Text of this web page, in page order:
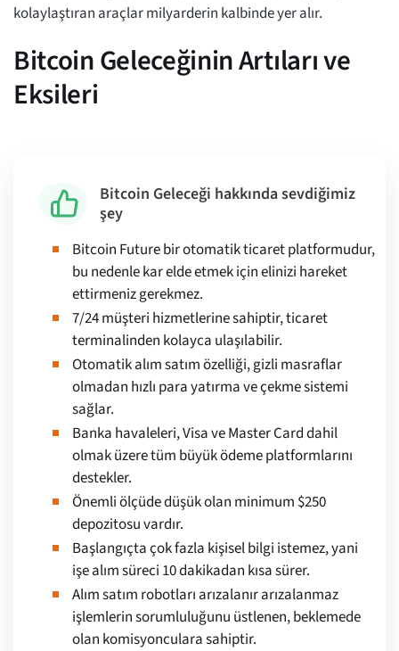
kolaylaştıran araçlar milyarderin kalbinde yer alır.
Bitcoin Geleceğinin Artıları ve
Eksileri
Bitcoin Geleceği hakkında sevdiğimiz
şey
Bitcoin Future bir otomatik ticaret platformudur,
bu nedenle kar elde etmek için elinizi hareket
ettirmeniz gerekmez.
7/24 müşteri hizmetlerine sahiptir, ticaret
terminalinden kolayca ulaşılabilir.
Otomatik alım satım özelliği, gizli masraflar
olmadan hızlı para yatırma ve çekme sistemi
sağlar.
Banka havaleleri, Visa ve Master Card dahil
olmak üzere tüm büyük ödeme platformlarını
destekler.
Önemli ölçüde düşük olan minimum $250
depozitosu vardır.
Başlangıçta çok fazla kişisel bilgi istemez, yani
işe alım süreci 10 dakikadan kısa sürer.
Alım satım robotları arızalanır arızalanmaz
işlemlerin sorumluluğunu üstlenen, beklemede
olan komisyonculara sahiptir.